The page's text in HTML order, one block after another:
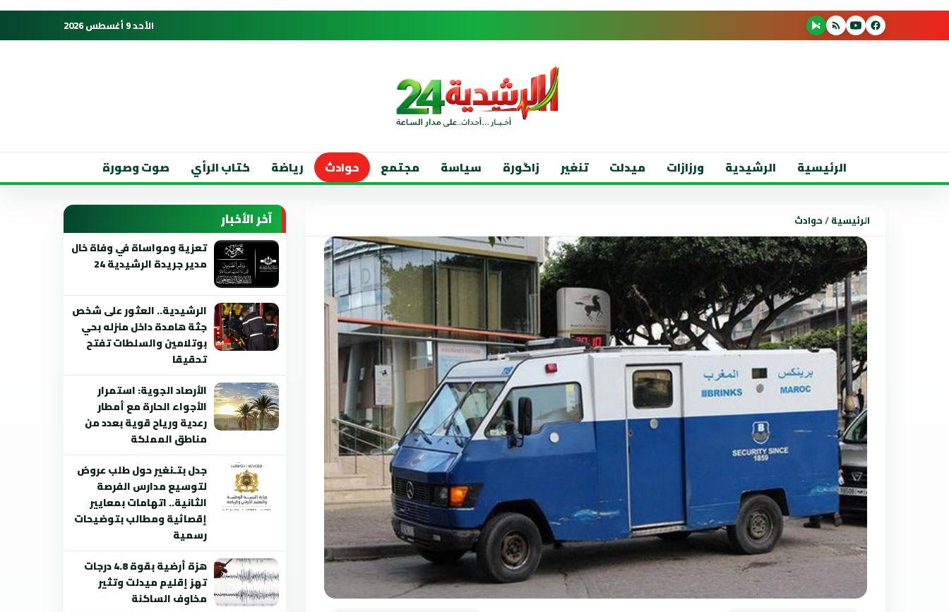
الأحد 9 أغسطس 2026
الرئيسية الرشيدية ورزازات ميدلت تنغير زاگورة سياسة مجتمع حوادث رياضة كتاب الرأي صوت وصورة
الرئيسية/حوادث آخر الأخبار
تعزية ومواساة في وفاة خال
مدير جريدة الرشيدية 24
الرشيدية.. العثور على شخص
جثة هامدة داخل منزله بحي
بوتلامين والسلطات تفتح
تحقيقا
الأرصاد الجوية: استمرار
الأجواء الحارة مع أمطار
رعدية ورياح قوية بعدد من
مناطق المملكة
جدل بتـنغير حول طلب عروض
لتوسيع مدارس الفرصة
الثانية.. اتهامات بمعايير
إقصائية ومطالب بتوضيحات
رسمية
هزة أرضية بقوة 4.8 درجات
تهز إقليم ميدلت وتثير
مخاوف الساكنة